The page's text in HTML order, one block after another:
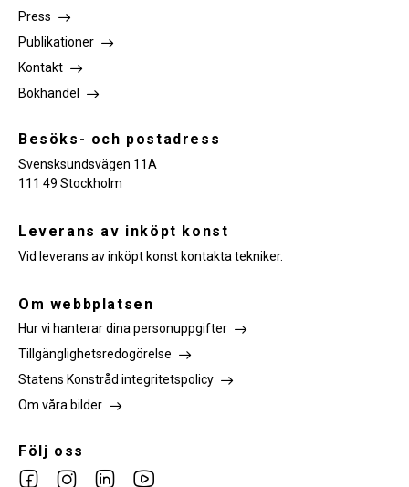
Press
Publikationer
Kontakt
Bokhandel
Besöks- och postadress
Svensksundsvägen 11A
111 49 Stockholm
Leverans av inköpt konst
Vid leverans av inköpt konst kontakta tekniker.
Om webbplatsen
Hur vi hanterar dina personuppgifter
Tillgänglighetsredogörelse
Statens Konstråd integritetspolicy
Om våra bilder
Följ oss